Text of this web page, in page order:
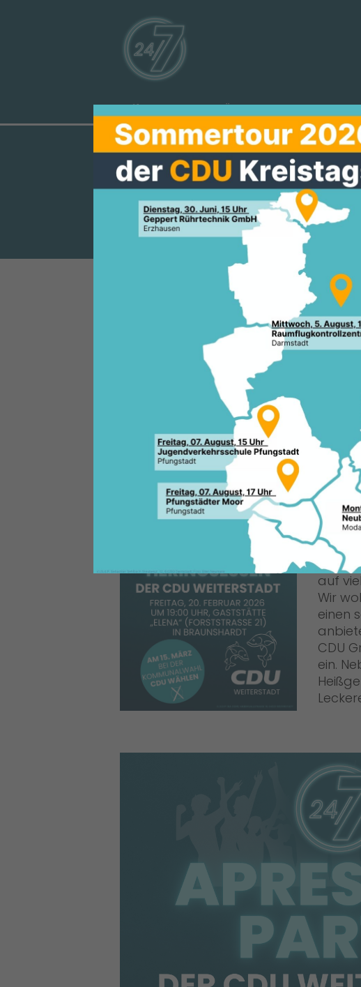
Aktuelles Über uns
CDU VOR ORT“
CDU Weiterstadt lädt zum
Am Freitag, den 20. Februar 2026 um
Weiterstadt alle interessierten
traditionellen Heringsessen ins
Braunshardt ein. Dort wird die
neue Landtagsabgeordnete Ina Dürr
Hessischen Landtag berichten.
auch etwas anderes als leckeren
essen“, stellt Ina Dürr klar. Darüber
ihren Fokus auf die Kommunalwahl
nochmals ihr Zehn-Punkte-
Die Kandidatinnen und Kandidaten
Gespräche zur Verfügung.
Einen
eine
auf
Wir
einen
CDU
ein.